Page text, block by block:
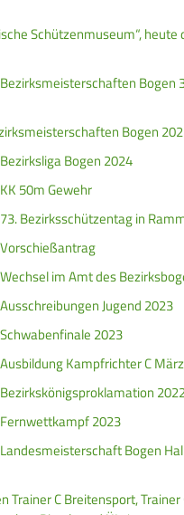
Schützenmuseum“, heute
Bezirksmeisterschaften Bogen
Bogen
Bezirksliga Bogen 2024
KK 50m Gewehr
73. Bezirksschützentag in
Vorschießantrag
Wechsel im Amt des
Ausschreibungen Jugend 2023
Schwabenfinale 2023
Ausbildung Kampfrichter C
Bezirkskönigsproklamation
Fernwettkampf 2023
Landesmeisterschaft Bogen
Trainer C Breitensport, Trainer